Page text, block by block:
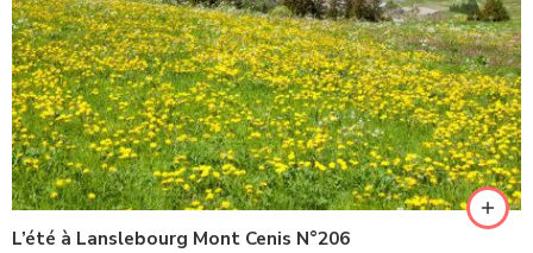
L’été à Lanslebourg Mont Cenis N°206